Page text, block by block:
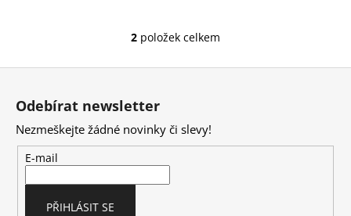
O
a
c
2 položek celkem
Odebírat newsletter
Nezmeškejte žádné novinky či slevy!
E-mail
PŘIHLÁSIT SE